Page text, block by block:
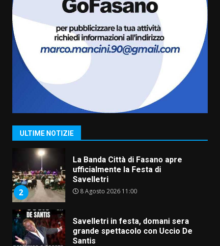
ULTIME NOTIZIE
7 Agosto 2026 06:00
Fasanese ferito a colpi di arma
da fuoco
6 Agosto 2026 18:13
1
Serie D, l’Us Fasano non molla e
conferma di voler ricorrere per
2
La Banda Città di Fasano apre
ufficialmente la Festa di
Savelletri
8 Agosto 2026 11:00
Savelletri in festa, domani sera
grande spettacolo con Uccio De
Santis